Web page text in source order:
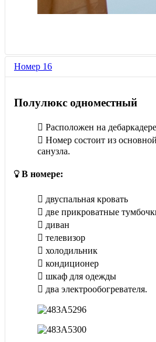
Номер 16
Полулюкс одноместный
Расположен на
Номер состоит из
санузла.
В номере:
двуспальная кровать
две прикроватные
диван
телевизор
холодильник
кондиционер
шкаф для одежды
два электрообогревателя.